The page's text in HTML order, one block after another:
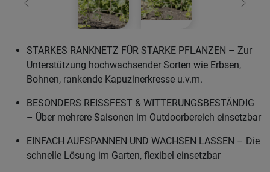
Zurück Weiter
STARKES RANKNETZ FÜR STARKE PFLANZEN – Zur
Unterstützung hochwachsender Sorten wie Erbsen,
Bohnen, rankende Kapuzinerkresse u.v.m.
BESONDERS REISSFEST & WITTERUNGSBESTÄNDIG
– Über mehrere Saisonen im Outdoorbereich einsetzbar
EINFACH AUFSPANNEN UND WACHSEN LASSEN – Die
schnelle Lösung im Garten, flexibel einsetzbar